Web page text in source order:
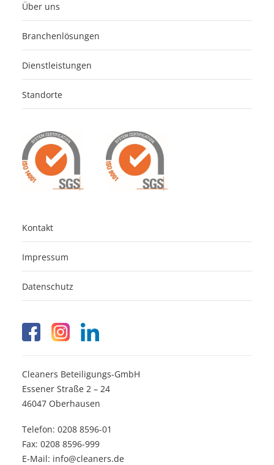
Cleaners Beteiligungs-GmbH
Essener Straße 2 – 24
46047 Oberhausen
Telefon: 0208 8596-01
Fax: 0208 8596-999
E-Mail: info@cleaners.de
Über uns
Branchenlösungen
Dienstleistungen
Standorte
Kontakt
Impressum
Datenschutz